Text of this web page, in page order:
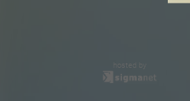
hosted by